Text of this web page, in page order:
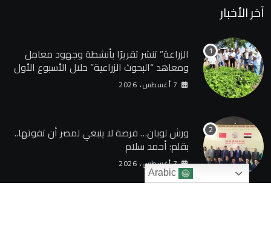
آخر الأخبار
الزراعة” تنشر تقريرًا بأنشطة وجهود معامل
ومعاهد “البحوث الزراعية” خلال الأسبوع الأول
من أغسطس 2026
7 أغسطس، 2026
ورش لوبان… فرصة لا ينبغي لمصر أن تفوتها..
بقلم: أحمد سلام
7 أغسطس، 2026